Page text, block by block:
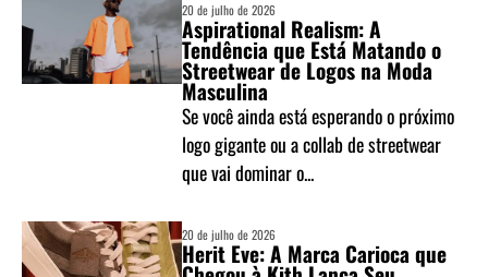
20 de julho de 2026
Aspirational Realism: A
Tendência que Está Matando o
Streetwear de Logos na Moda
Masculina
Se você ainda está esperando o próximo
logo gigante ou a collab de streetwear
que vai dominar o...
20 de julho de 2026
Herit Eve: A Marca Carioca que